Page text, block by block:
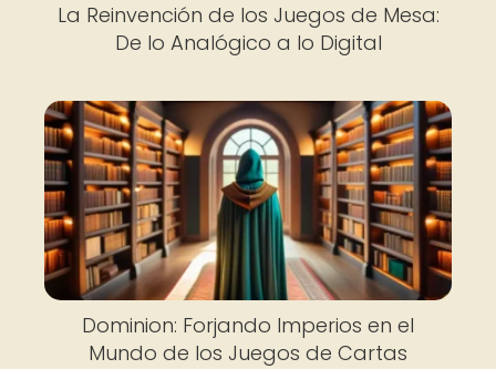
La Reinvención de los Juegos de Mesa:
De lo Analógico a lo Digital
Dominion: Forjando Imperios en el
Mundo de los Juegos de Cartas